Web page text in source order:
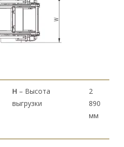
H – Высота
выгрузки
2
890
мм